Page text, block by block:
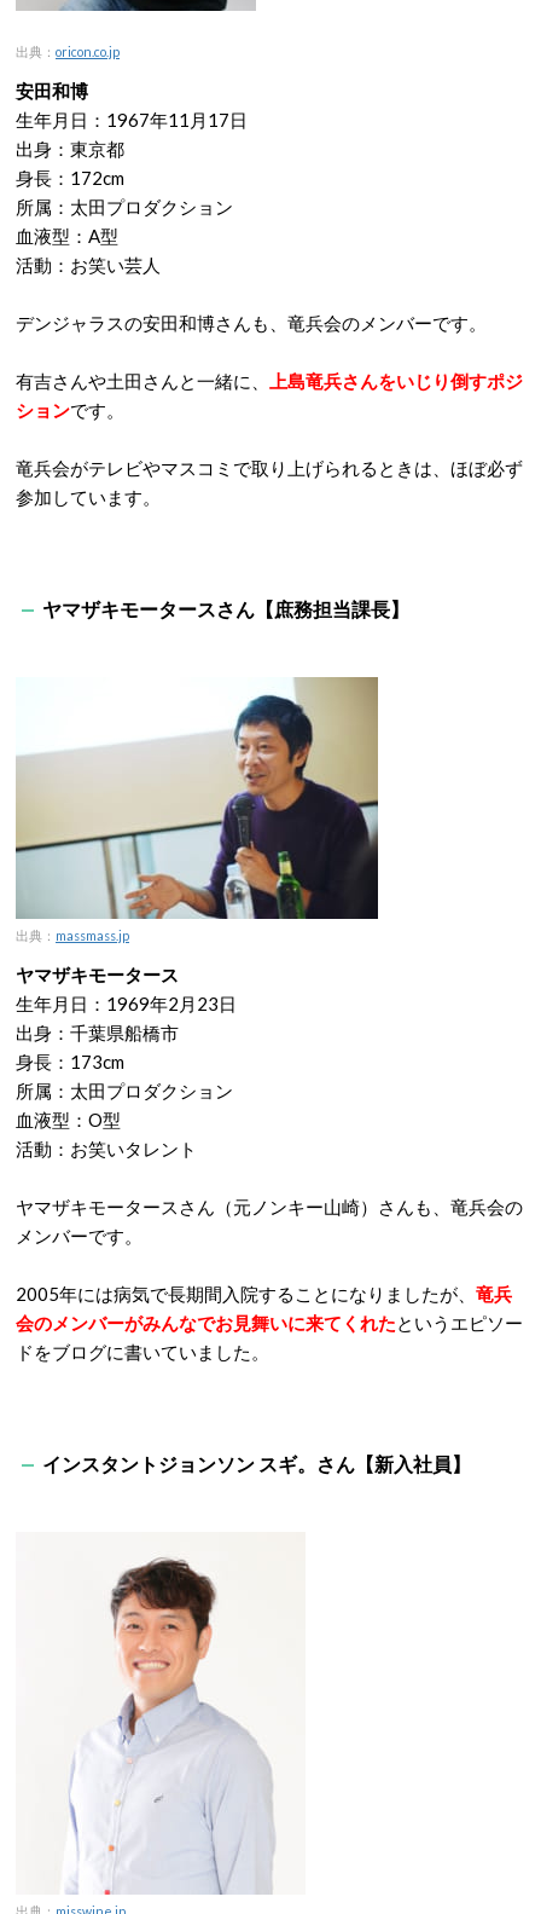
出典： oricon.co.jp
安田和博
生年月日：1967年11月17日
出身：東京都
身長：172cm
所属：太田プロダクション
血液型：A型
活動：お笑い芸人
デンジャラスの安田和博さんも、竜兵会のメンバーです。
有吉さんや土田さんと一緒に、
上島竜兵さんをいじり倒すポジ
ションです。
竜兵会がテレビやマスコミで取り上げられるときは、ほぼ必ず
参加しています。
ヤマザキモータースさん【庶務担当課長】
出典： massmass.jp
ヤマザキモータース
生年月日：1969年2月23日
出身：千葉県船橋市
身長：173cm
所属：太田プロダクション
血液型：O型
活動：お笑いタレント
ヤマザキモータースさん（元ノンキー山崎）さんも、竜兵会の
メンバーです。
2005年には病気で長期間入院することになりましたが、 竜兵
会のメンバーがみんなでお見舞いに来てくれた というエピソー
ドをブログに書いていました。
インスタントジョンソン スギ。さん【新入社員】
出典： misswine.jp